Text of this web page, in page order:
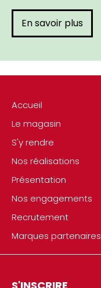
Accueil
Le magasin
S'y rendre
Nos réalisations
Présentation
Nos engagements
Recrutement
Marques partenaires
En savoir plus